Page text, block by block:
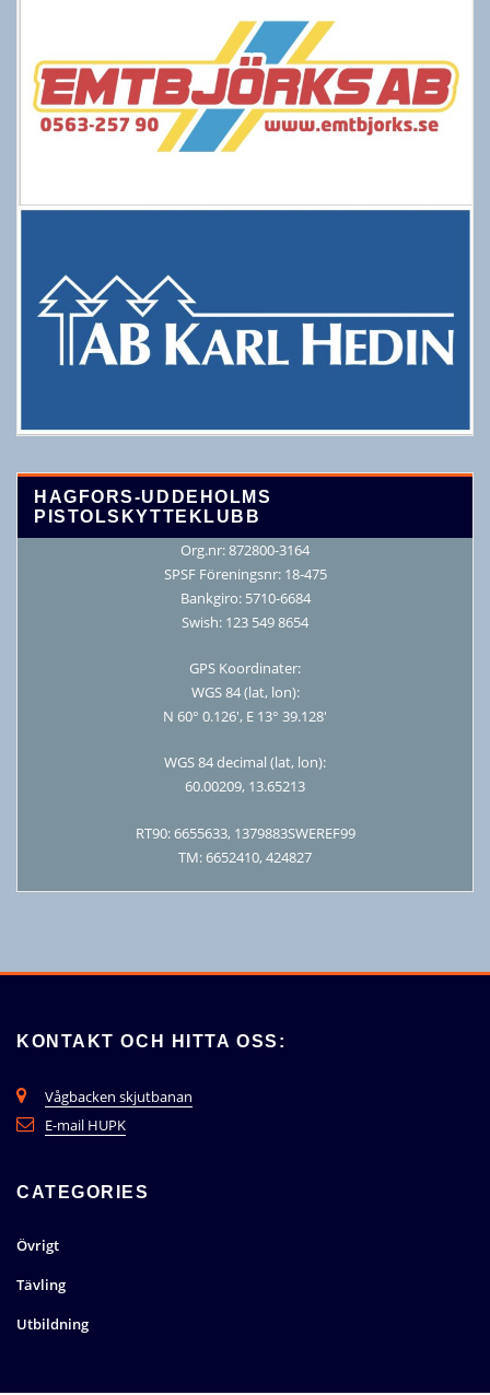
HAGFORS-UDDEHOLMS
PISTOLSKYTTEKLUBB
Org.nr: 872800-3164
SPSF Föreningsnr: 18-475
Bankgiro: 5710-6684
Swish: 123 549 8654
GPS Koordinater:
WGS 84 (lat, lon):
N 60° 0.126′, E 13° 39.128′
WGS 84 decimal (lat, lon):
60.00209, 13.65213
RT90: 6655633, 1379883SWEREF99
TM: 6652410, 424827
KONTAKT OCH HITTA OSS:
Vågbacken skjutbanan
E-mail HUPK
CATEGORIES
Övrigt
Tävling
Utbildning